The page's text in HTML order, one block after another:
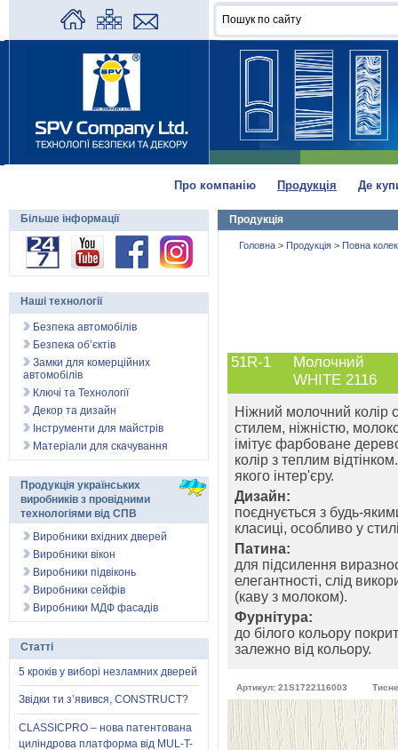
Про компанію Продукція Де
Продукція
Головна > Продукція > Повна
51R-1
Молочний
WHITE 2116
Ніжний молочний колір
стилем, ніжністю,
імітує фарбоване
колір з теплим
якого інтер'єру.
Дизайн:
поєднується з будь-
класиці, особливо у
Патина:
для підсилення
елегантності, слід
(каву з молоком).
Фурнітура:
до білого кольору
залежно від кольору.
Артикул: 21S1722116003
Більше інформації
Наші технології
Безпека автомобілів
Безпека об’єктів
Замки для комерційних
автомобілів
Ключі та Технології
Декор та дизайн
Інструменти для майстрів
Матеріали для скачування
Продукція українських
виробників з провідними
технологіями від СПВ
Виробники вхідних дверей
Виробники вікон
Виробники підвіконь
Виробники сейфів
Виробники МДФ фасадів
Статті
5 кроків у виборі незламних дверей
Звідки ти з’явився, CONSTRUCT?
CLASSICPRO – нова патентована
циліндрова платформа від MUL-T-